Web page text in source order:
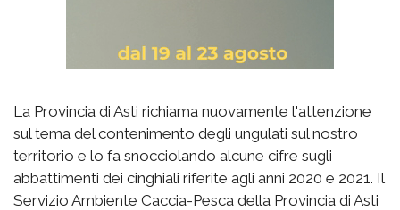
La Provincia di Asti richiama nuovamente l'attenzione
sul tema del contenimento degli ungulati sul nostro
territorio e lo fa snocciolando alcune cifre sugli
abbattimenti dei cinghiali riferite agli anni 2020 e 2021. Il
Servizio Ambiente Caccia-Pesca della Provincia di Asti